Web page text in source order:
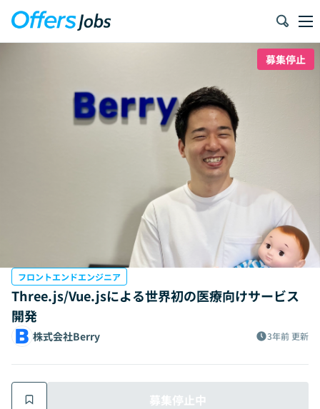
募集停止
フロントエンドエンジニア
Three.js/Vue.jsによる世界初の医療向けサービス
開発
株式会社Berry 3年前 更新
募集停止中